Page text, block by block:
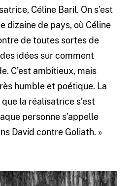
Céline Baril. On s’est
dizaine de pays, où Céline
de toutes sortes de
idées sur comment
C’est ambitieux, mais
humble et poétique. La
la réalisatrice s’est
personne s’appelle
David contre Goliath. »